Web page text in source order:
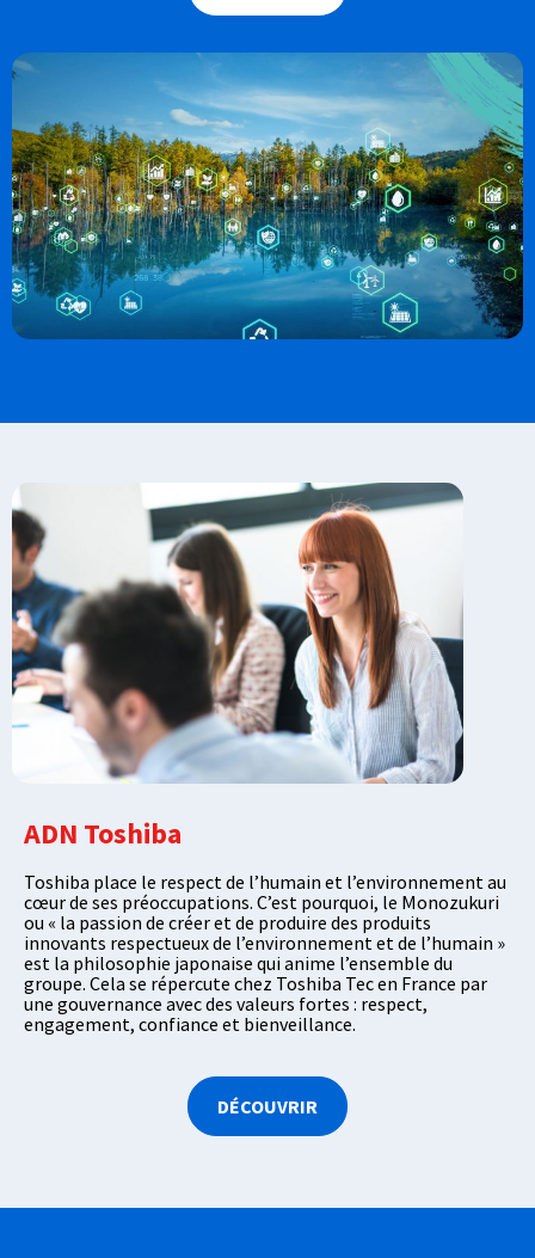
ADN Toshiba
Toshiba place le respect de l’humain et l’environnement au
cœur de ses préoccupations. C’est pourquoi, le Monozukuri
ou « la passion de créer et de produire des produits
innovants respectueux de l’environnement et de l’humain »
est la philosophie japonaise qui anime l’ensemble du
groupe. Cela se répercute chez Toshiba Tec en France par
une gouvernance avec des valeurs fortes : respect,
engagement, confiance et bienveillance.
DÉCOUVRIR